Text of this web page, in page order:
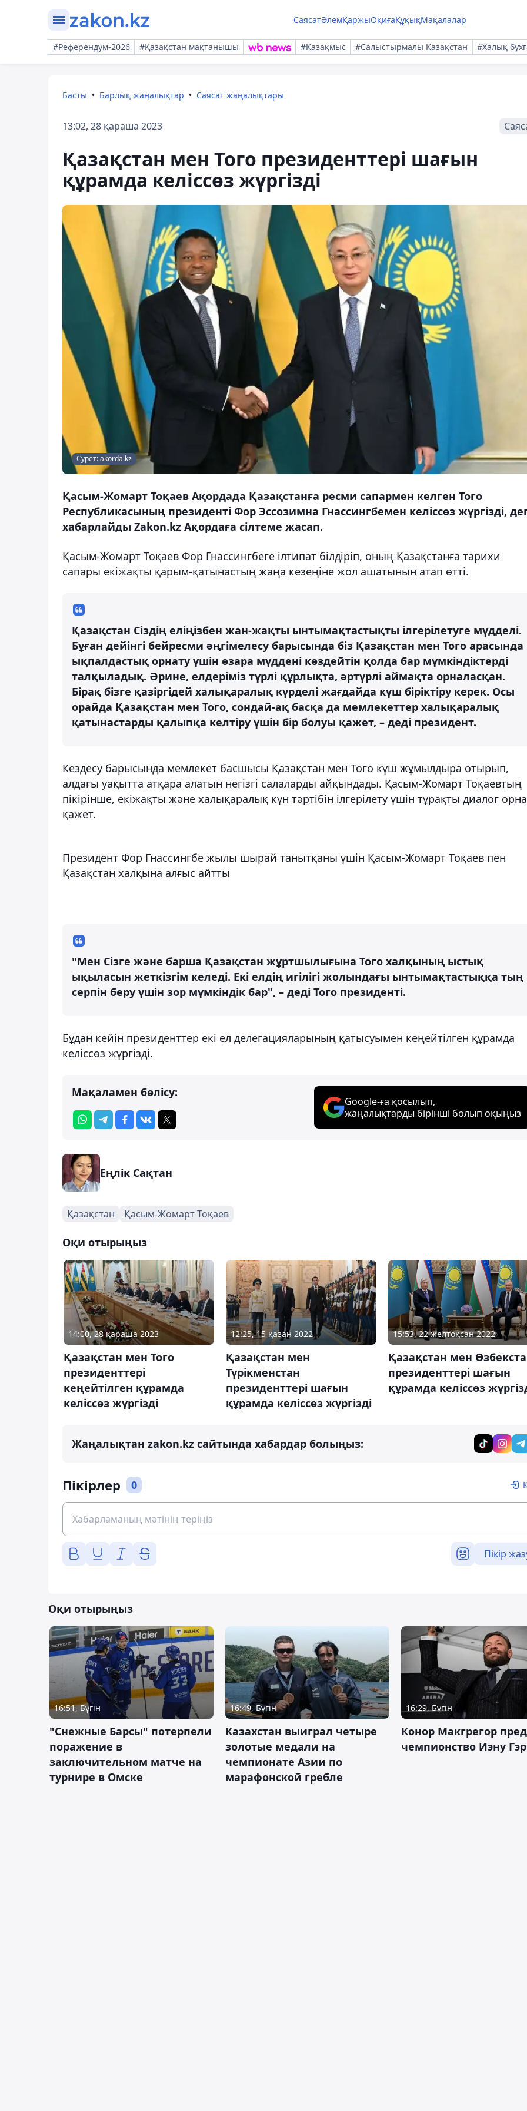
СаясатӘлемҚаржыОқиғаҚұқықМақалалар
#Референдум-2026 #Қазақстан мақтанышы #Қазақмыс #Салыстырмалы Қазақстан #Халық
Басты Барлық жаңалықтар Саясат жаңалықтары
13:02, 28 қараша 2023
Қазақстан мен Того президенттері шағын
құрамда келіссөз жүргізді
Сурет: akorda.kz
Қасым-Жомарт Тоқаев Ақордада Қазақстанға ресми сапармен келген Того
Республикасының президенті Фор Эссозимна Гнассингбемен келіссөз жүргізді,
хабарлайды Zakon.kz Ақордаға сілтеме жасап.
Қасым-Жомарт Тоқаев Фор Гнассингбеге ілтипат білдіріп, оның Қазақстанға тарихи
сапары екіжақты қарым-қатынастың жаңа кезеңіне жол ашатынын атап өтті.
Қазақстан Сіздің еліңізбен жан-жақты ынтымақтастықты ілгерілетуге мүдделі.
Бұған дейінгі бейресми әңгімелесу барысында біз Қазақстан мен Того арасында
ықпалдастық орнату үшін өзара мүддені көздейтін қолда бар мүмкіндіктерді
талқыладық. Әрине, елдеріміз түрлі құрлықта, әртүрлі аймақта орналасқан.
Бірақ бізге қазіргідей халықаралық күрделі жағдайда күш біріктіру керек. Осы
орайда Қазақстан мен Того, сондай-ақ басқа да мемлекеттер халықаралық
қатынастарды қалыпқа келтіру үшін бір болуы қажет, – деді президент.
Кездесу барысында мемлекет басшысы Қазақстан мен Того күш жұмылдыра отырып,
алдағы уақытта атқара алатын негізгі салаларды айқындады. Қасым-Жомарт Тоқаевтың
пікірінше, екіжақты және халықаралық күн тәртібін ілгерілету үшін тұрақты диалог
қажет.
Президент Фор Гнассингбе жылы шырай танытқаны үшін Қасым-Жомарт Тоқаев пен
Қазақстан халқына алғыс айтты
"Мен Сізге және барша Қазақстан жұртшылығына Того халқының ыстық
ықыласын жеткізгім келеді. Екі елдің игілігі жолындағы ынтымақтастыққа тың
серпін беру үшін зор мүмкіндік бар", – деді Того президенті.
Бұдан кейін президенттер екі ел делегацияларының қатысуымен кеңейтілген құрамда
келіссөз жүргізді.
Мақаламен бөлісу:
Google-ға қосылып,
жаңалықтарды бірінші болып оқыңыз
Еңлік Сақтан
Қазақстан Қасым-Жомарт Тоқаев
Оқи отырыңыз
14:00, 28 қараша 2023
Қазақстан мен Того
президенттері
кеңейтілген құрамда
келіссөз жүргізді
12:25, 15 қазан 2022
Қазақстан мен
Түрікменстан
президенттері шағын
құрамда келіссөз жүргізді
15:53, 22 желтоқсан 2022
Қазақстан мен
президенттері шағын
құрамда келіссөз
Жаңалықтан zakon.kz сайтында хабардар болыңыз:
Пікірлер 0
Пікір
Оқи отырыңыз
16:51, Бүгін
"Снежные Барсы" потерпели
поражение в
заключительном матче на
турнире в Омске
16:49, Бүгін
Казахстан выиграл четыре
золотые медали на
чемпионате Азии по
марафонской гребле
16:29, Бүгін
Конор Макгрегор
чемпионство Иэну